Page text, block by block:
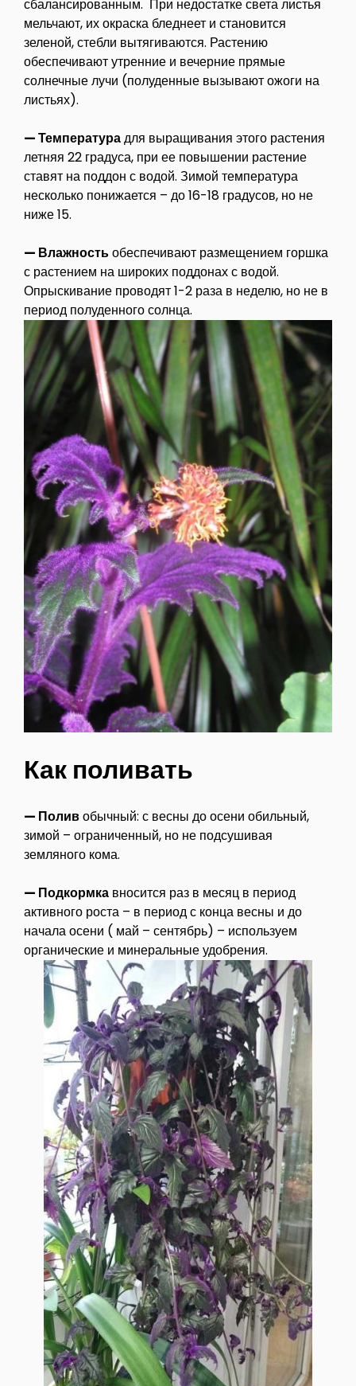
сбалансированным. При недостатке света листья
мельчают, их окраска бледнеет и становится
зеленой, стебли вытягиваются. Растению
обеспечивают утренние и вечерние прямые
солнечные лучи (полуденные вызывают ожоги на
листьях).
— Температурадля выращивания этого растения
летняя 22 градуса, при ее повышении растение
ставят на поддон с водой. Зимой температура
несколько понижается – до 16-18 градусов, но не
ниже 15.
— Влажностьобеспечивают размещением горшка
с растением на широких поддонах с водой.
Опрыскивание проводят 1-2 раза в неделю, но не в
период полуденного солнца.
Как поливать
— Поливобычный: с весны до осени обильный,
зимой – ограниченный, но не подсушивая
земляного кома.
— Подкормка вносится раз в месяц в период
активного роста – в период с конца весны и до
начала осени ( май – сентябрь) – используем
органические и минеральные удобрения.